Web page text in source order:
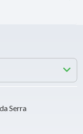
Serra